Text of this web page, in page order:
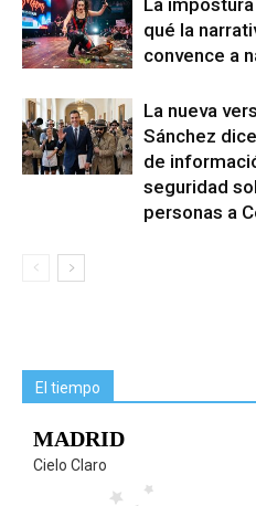
La
qué la
convence a
La nueva
Sánchez
de
seguridad
personas a
El tiempo
MADRID
Cielo Claro